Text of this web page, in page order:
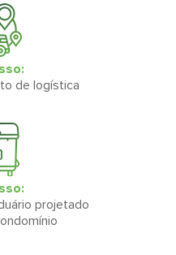
de logística
projetado